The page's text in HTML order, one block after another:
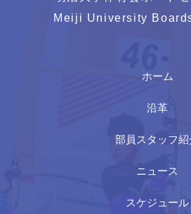
Meiji University
ホーム
沿革
部員スタッフ紹
ニュース
スケジュール